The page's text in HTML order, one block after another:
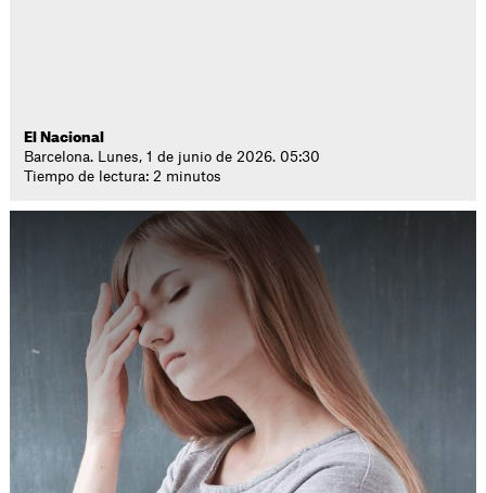
El Nacional
Barcelona. Lunes, 1 de junio de 2026. 05:30
Tiempo de lectura: 2 minutos